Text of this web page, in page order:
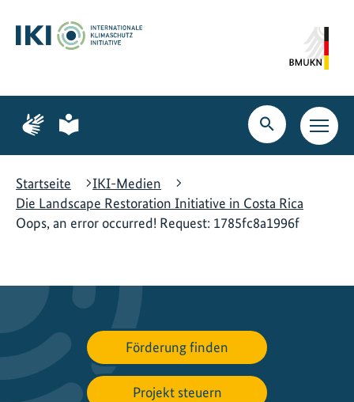
Hauptinhalt
springen
Suche
springen
Hauptnavigation
springen
Zur
Seite
Gebärdensprache
Zur
Seite
leichte
Suche
öffnen
Startseite
IKI-Medien
Die Landscape Restoration Initiative in Costa Rica
Oops, an error occurred! Request: 1785fc8a1996f
Förderung finden
Projekt steuern